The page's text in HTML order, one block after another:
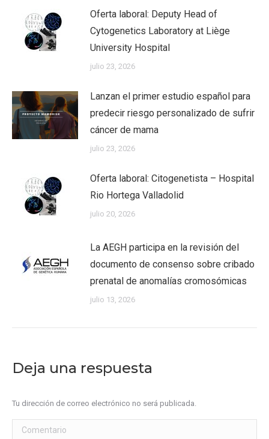
Oferta laboral: Deputy Head of
Cytogenetics Laboratory at Liège
University Hospital
julio 23, 2026
Lanzan el primer estudio español para
predecir riesgo personalizado de sufrir
cáncer de mama
julio 23, 2026
Oferta laboral: Citogenetista – Hospital
Rio Hortega Valladolid
julio 20, 2026
La AEGH participa en la revisión del
documento de consenso sobre cribado
prenatal de anomalías cromosómicas
julio 13, 2026
Deja una respuesta
Tu dirección de correo electrónico no será publicada.
Comentario